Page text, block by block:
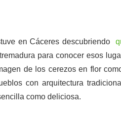
en Cáceres descubriendo
para conocer esos
de los cerezos en flor
con arquitectura
como deliciosa.